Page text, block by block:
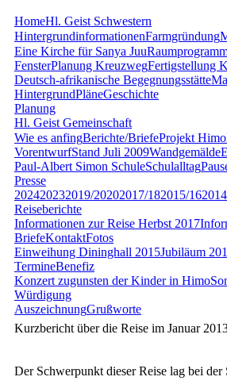
HomeHl. Geist Schwestern
HintergrundinformationenFarmgründung
Eine Kirche für Sanya Juu
FensterPlanung KreuzwegFertigstellung
Deutsch-afrikanische Begegnungsstätte
HintergrundPläneGeschichte
Planung
Hl. Geist Gemeinschaft
Wie es anfingBerichte/BriefeProjekt Himo
VorentwurfStand Juli 2009Wandgemälde
Paul-Albert Simon SchuleSchulalltag
Presse
202420232019/20202017/182015/162014
Reiseberichte
Informationen zur Reise Herbst 2017
BriefeKontaktFotos
Einweihung Dininghall 2015Jubiläum
TermineBenefiz
Konzert zugunsten der Kinder in Himo
Würdigung
AuszeichnungGrußworte
Kurzbericht über die Reise im Januar
Der Schwerpunkt dieser Reise lag bei